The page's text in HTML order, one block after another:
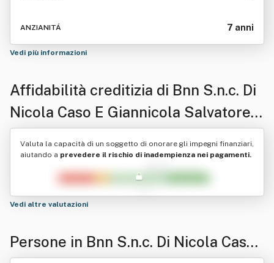
ANZIANITÁ 7 anni
Vedi più informazioni
Affidabilità creditizia di Bnn S.n.c. Di
Nicola Caso E Giannicola Salvatore
Cuboni
Valuta la capacità di un soggetto di onorare gli impegni finanziari,
aiutando a prevedere il rischio di inadempienza nei pagamenti.
Vedi altre valutazioni
Persone in Bnn S.n.c. Di Nicola Caso